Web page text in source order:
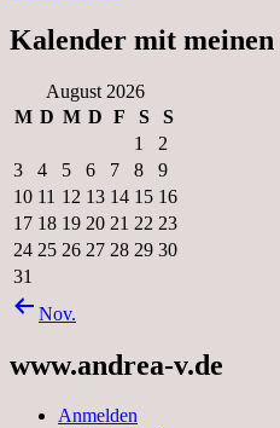
Kalender mit meinen
August 2026
M D M D F S
S
1
2
3
4 5 6 7 8
9
10 11 12 13 14 15 16
17 18 19 20 21 22 23
24 25 26 27 28 29 30
31
Nov.
www.andrea-v.de
Anmelden